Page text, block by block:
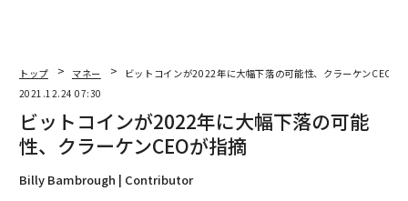
トップ マネー
ビットコインが2022年に大幅下落の可能性、クラーケンCEOが
2021.12.24 07:30
ビットコインが2022年に大幅下落の可能
性、クラーケンCEOが指摘
Billy Bambrough | Contributor